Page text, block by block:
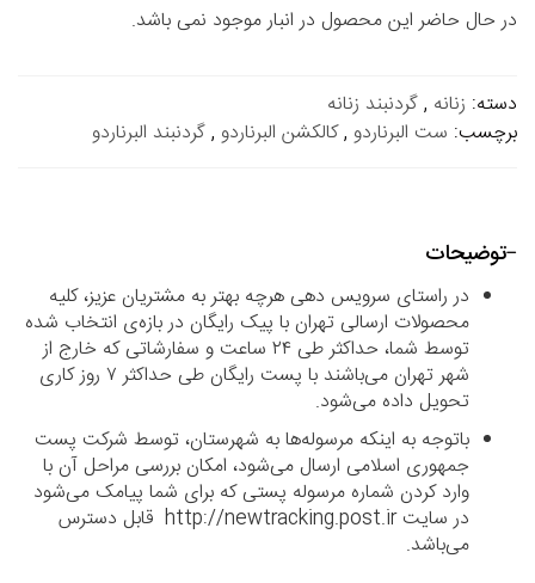
در حال حاضر این محصول در انبار موجود نمی باشد.
دسته: زنانه ,گردنبند زنانه
برچسب: ست البرناردو ,کالکشن البرناردو ,گردنبند البرناردو
توضیحات
در راستای سرویس دهی هرچه بهتر به مشتریان عزیز، کلیه
محصولات ارسالی تهران با پیک رایگان در بازه‌ی انتخاب شده
توسط شما، حداکثر طی ۲۴ ساعت و سفارشاتی که خارج از
شهر تهران می‌باشند با پست رایگان طی حداکثر ۷ روز کاری
تحویل داده می‌شود.
باتوجه به اینکه مرسوله‌ها به شهرستان، توسط شرکت پست
جمهوری اسلامی ارسال می‌شود، امکان بررسی مراحل آن با
وارد کردن شماره مرسوله پستی که برای شما پیامک می‌شود
در سایت http://newtracking.post.ir قابل دسترس
می‌باشد.